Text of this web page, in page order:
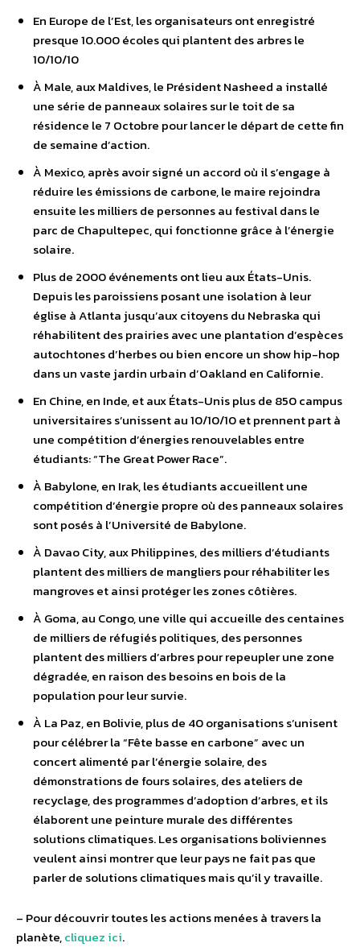
En Europe de l’Est, les organisateurs ont enregistré
presque 10.000 écoles qui plantent des arbres le
10/10/10
À Male, aux Maldives, le Président Nasheed a installé
une série de panneaux solaires sur le toit de sa
résidence le 7 Octobre pour lancer le départ de cette fin
de semaine d’action.
À Mexico, après avoir signé un accord où il s’engage à
réduire les émissions de carbone, le maire rejoindra
ensuite les milliers de personnes au festival dans le
parc de Chapultepec, qui fonctionne grâce à l’énergie
solaire.
Plus de 2000 événements ont lieu aux États-Unis.
Depuis les paroissiens posant une isolation à leur
église à Atlanta jusqu’aux citoyens du Nebraska qui
réhabilitent des prairies avec une plantation d’espèces
autochtones d’herbes ou bien encore un show hip-hop
dans un vaste jardin urbain d’Oakland en Californie.
En Chine, en Inde, et aux États-Unis plus de 850 campus
universitaires s’unissent au 10/10/10 et prennent part à
une compétition d’énergies renouvelables entre
étudiants: “The Great Power Race”.
À Babylone, en Irak, les étudiants accueillent une
compétition d’énergie propre où des panneaux solaires
sont posés à l’Université de Babylone.
À Davao City, aux Philippines, des milliers d’étudiants
plantent des milliers de mangliers pour réhabiliter les
mangroves et ainsi protéger les zones côtières.
À Goma, au Congo, une ville qui accueille des centaines
de milliers de réfugiés politiques, des personnes
plantent des milliers d’arbres pour repeupler une zone
dégradée, en raison des besoins en bois de la
population pour leur survie.
À La Paz, en Bolivie, plus de 40 organisations s’unisent
pour célébrer la “Fête basse en carbone” avec un
concert alimenté par l’énergie solaire, des
démonstrations de fours solaires, des ateliers de
recyclage, des programmes d’adoption d’arbres, et ils
élaborent une peinture murale des différentes
solutions climatiques. Les organisations boliviennes
veulent ainsi montrer que leur pays ne fait pas que
parler de solutions climatiques mais qu’il y travaille.
– Pour découvrir toutes les actions menées à travers la
planète,cliquez ici.